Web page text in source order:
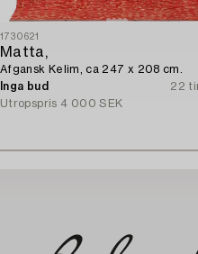
1730621
Matta,
Afgansk Kelim, ca 247 x 208 cm.
Inga bud
22
Utropspris 4 000 SEK